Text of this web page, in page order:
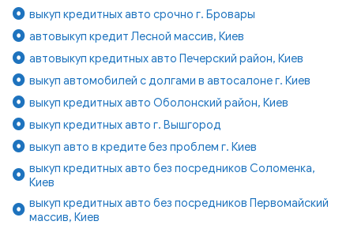
выкуп кредитных авто срочно г. Бровары
автовыкуп кредит Лесной массив, Киев
автовыкуп кредитных авто Печерский район, Киев
выкуп автомобилей с долгами в автосалоне г. Киев
выкуп кредитных авто Оболонский район, Киев
выкуп кредитных авто г. Вышгород
выкуп авто в кредите без проблем г. Киев
выкуп кредитных авто без посредников Соломенка,
Киев
выкуп кредитных авто без посредников Первомайский
массив, Киев